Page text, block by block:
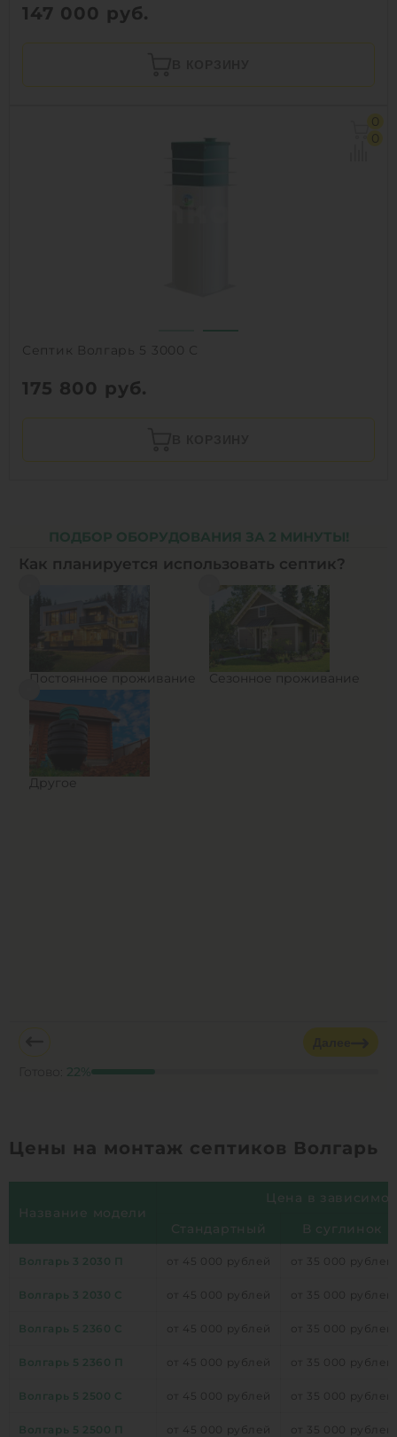
147 000 руб.
0
0
Септик Волгарь 5 3000 С
175 800 руб.
ПОДБОР ОБОРУДОВАНИЯ ЗА 2 МИНУТЫ!
Как планируется использовать септик?
Постоянное проживание Сезонное проживание
Другое
22 %
Цены на монтаж септиков Волгарь
Название модели
Цена в
Стандартный
В суглинок
Волгарь 3 2030 П от 45 000 рублей от 35 000 рублей
Волгарь 3 2030 С от 45 000 рублей от 35 000 рублей
Волгарь 5 2360 С от 45 000 рублей от 35 000 рублей
Волгарь 5 2360 П от 45 000 рублей от 35 000 рублей
Волгарь 5 2500 С от 45 000 рублей от 35 000 рублей
Волгарь 5 2500 П от 45 000 рублей от 35 000 рублей